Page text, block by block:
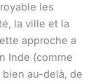
les
la ville et la
approche a
Inde (comme
au-delà, de